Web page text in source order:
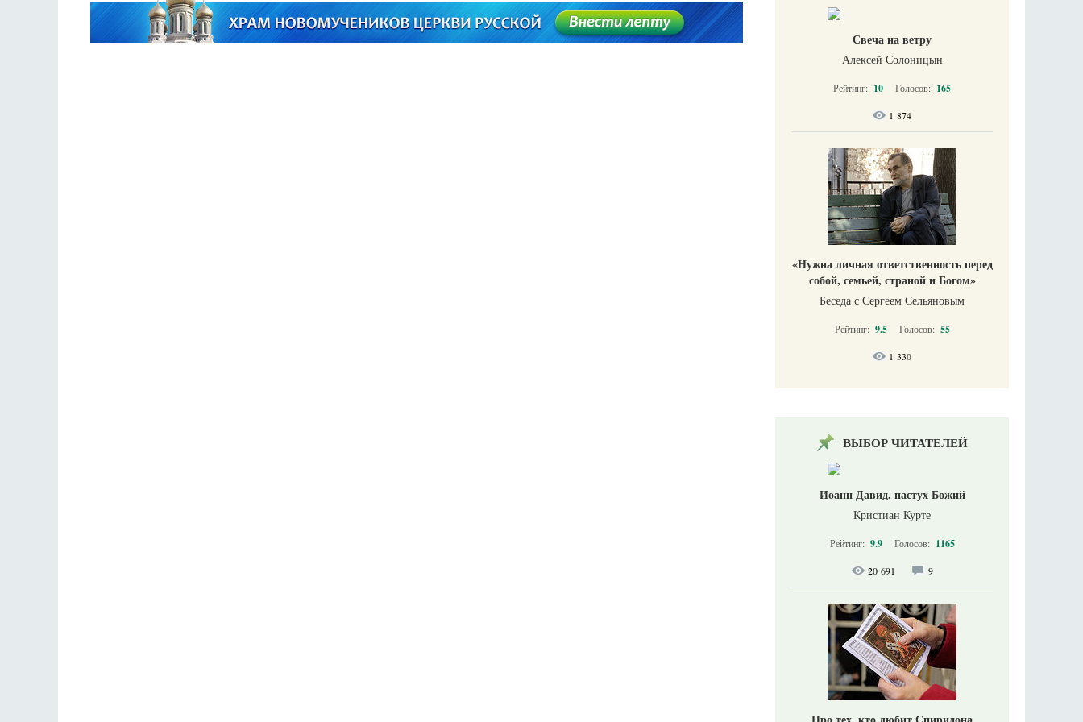
Свеча на ветру
Алексей Солоницын
Рейтинг: 10 Голосов: 165
1 874
«Нужна личная ответственность перед
собой, семьей, страной и Богом»
Беседа с Сергеем Сельяновым
Рейтинг: 9.5 Голосов: 55
1 330
ВЫБОР ЧИТАТЕЛЕЙ
Иоанн Давид, пастух Божий
Кристиан Курте
Рейтинг: 9.9 Голосов: 1165
20 691 9